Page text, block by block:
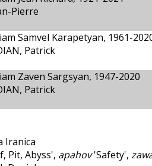
Pierre
Samvel Karapetyan, 1961-
Patrick
Zaven Sargsyan, 1947-2020
Patrick
Iranica
Pit, Abyss', apahov'Safety',